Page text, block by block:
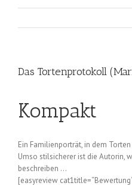
Das Tortenprotokoll
Kompakt
Ein Familienporträt, in dem
Umso stilsicherer ist die Autorin,
beschreiben …
[easyreview